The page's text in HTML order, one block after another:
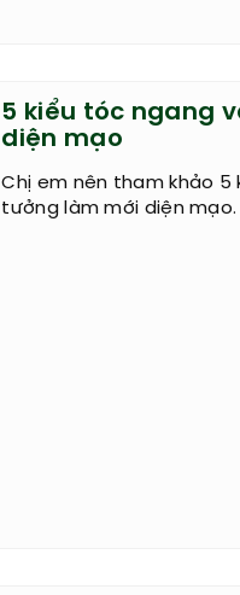
5 kiểu tóc ngang
diện mạo
Chị em nên tham khảo
tưởng làm mới diện mạo.